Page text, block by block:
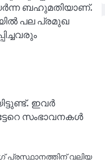
ബഹുമതിയാണ്.
പല പ്രമുഖ
ഇവർ
സംഭാവനകൾ
പ്രസ്ഥാനത്തിന് വലിയ